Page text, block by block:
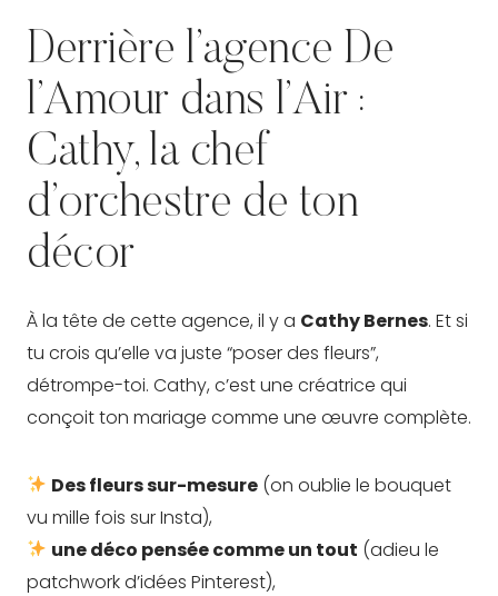
Derrière l’agence De
l’Amour dans l’Air:
Cathy, la chef
d’orchestre de ton
décor
À la tête de cette agence, il y a Cathy Bernes. Et si
tu crois qu’elle va juste “poser des fleurs”,
détrompe-toi. Cathy, c’est une créatrice qui
conçoit ton mariage comme une œuvre complète.
Des fleurs sur-mesure (on oublie le bouquet
vu mille fois sur Insta),
une déco pensée comme un tout (adieu le
patchwork d’idées Pinterest),